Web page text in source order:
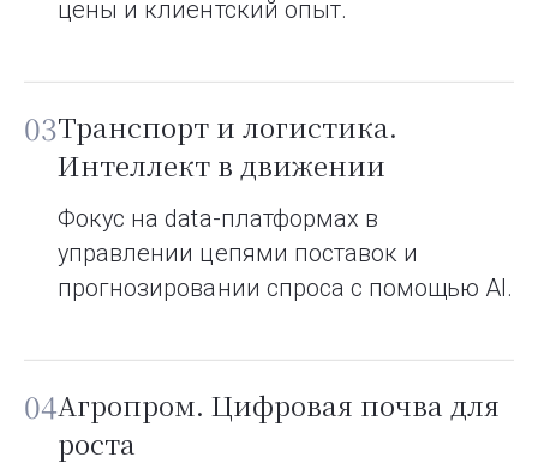
цены и клиентский опыт.
03Транспорт и логистика.
Интеллект в движении
Фокус на data-платформах в
управлении цепями поставок и
прогнозировании спроса с помощью AI.
04Агропром. Цифровая почва для
роста